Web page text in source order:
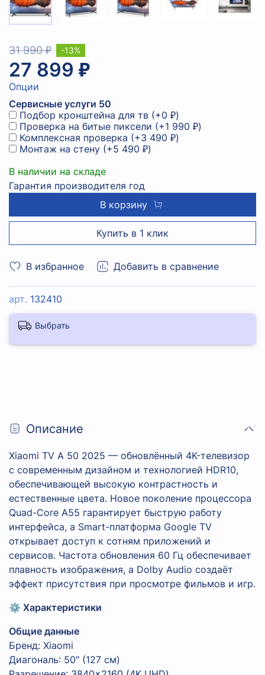
В избранное Добавить в сравнение
арт. 132410
31 990 ₽
27 899 ₽
-13%
Опции
Сервисные услуги 50
Подбор кронштейна для тв (+0 ₽)
Проверка на битые пиксели (+1 990 ₽)
Комплексная проверка (+3 490 ₽)
Монтаж на стену (+5 490 ₽)
В наличии на складе
Гарантия производителя год
В корзину
Купить в 1 клик
Выбрать
Описание
Xiaomi TV A 50 2025 — обновлённый 4K-телевизор
с современным дизайном и технологией HDR10,
обеспечивающей высокую контрастность и
естественные цвета. Новое поколение процессора
Quad-Core A55 гарантирует быструю работу
интерфейса, а Smart-платформа Google TV
открывает доступ к сотням приложений и
сервисов. Частота обновления 60 Гц обеспечивает
плавность изображения, а Dolby Audio создаёт
эффект присутствия при просмотре фильмов и игр.
⚙️ Характеристики
Общие данные
Бренд: Xiaomi
Диагональ: 50″ (127 см)